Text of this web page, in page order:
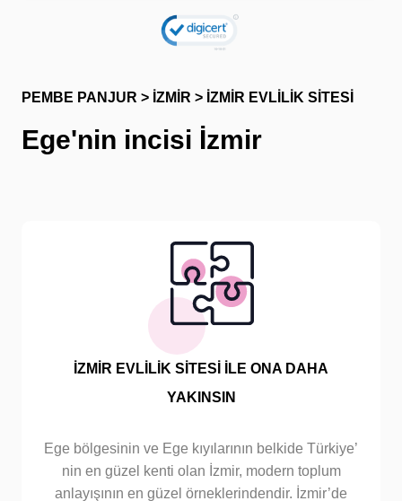
PEMBE PANJUR > İZMİR > İZMİR EVLİLİK SİTESİ
Ege'nin incisi İzmir
İZMİR EVLİLİK SİTESİ İLE ONA DAHA
YAKINSIN
Ege bölgesinin ve Ege kıyılarının belkide Türkiye’
nin en güzel kenti olan İzmir, modern toplum
anlayışının en güzel örneklerindendir. İzmir’de